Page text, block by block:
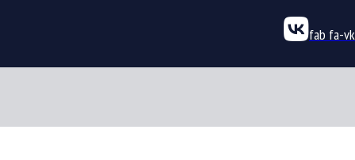
fab fa-vk